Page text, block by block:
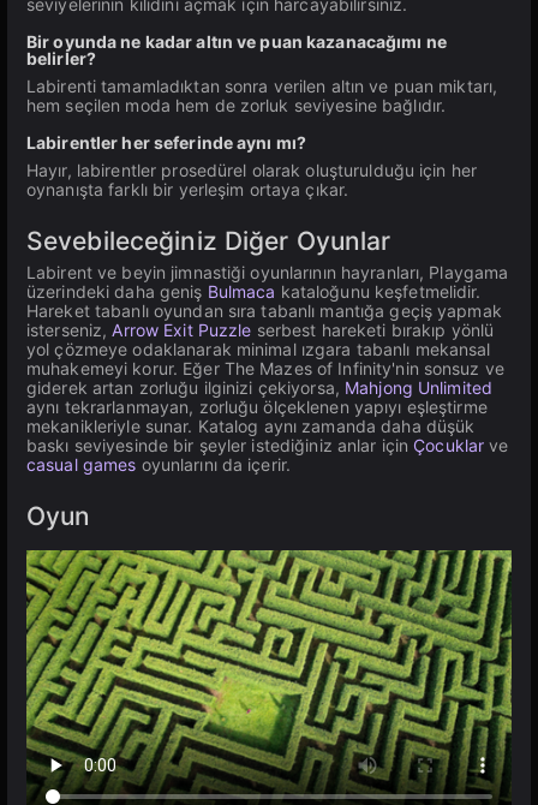
seviyelerinin kilidini açmak için harcayabilirsiniz.
Bir oyunda ne kadar altın ve puan kazanacağımı ne
belirler?
Labirenti tamamladıktan sonra verilen altın ve puan miktarı,
hem seçilen moda hem de zorluk seviyesine bağlıdır.
Labirentler her seferinde aynı mı?
Hayır, labirentler prosedürel olarak oluşturulduğu için her
oynanışta farklı bir yerleşim ortaya çıkar.
Sevebileceğiniz Diğer Oyunlar
Labirent ve beyin jimnastiği oyunlarının hayranları, Playgama
üzerindeki daha geniş Bulmaca kataloğunu keşfetmelidir.
Hareket tabanlı oyundan sıra tabanlı mantığa geçiş yapmak
isterseniz,Arrow Exit Puzzle serbest hareketi bırakıp yönlü
yol çözmeye odaklanarak minimal ızgara tabanlı mekansal
muhakemeyi korur. Eğer The Mazes of Infinity'nin sonsuz ve
giderek artan zorluğu ilginizi çekiyorsa, Mahjong Unlimited
aynı tekrarlanmayan, zorluğu ölçeklenen yapıyı eşleştirme
mekanikleriyle sunar. Katalog aynı zamanda daha düşük
baskı seviyesinde bir şeyler istediğiniz anlar için Çocuklar ve
casual games oyunlarını da içerir.
Oyun